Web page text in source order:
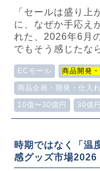
「セールは盛り上
に、なぜか手応え
れた、2026年6月
でもそう感じたな
ECモール 商品開発
商品企画・開発・仕入れ
10億〜30億円 30億
時期ではなく「温
感グッズ市場2026